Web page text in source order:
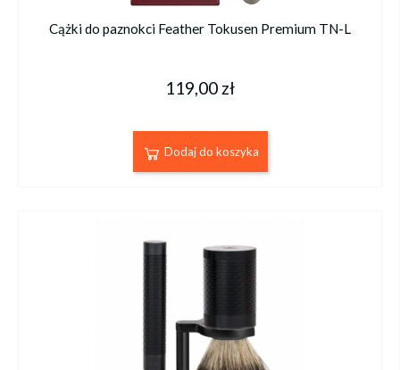
Cążki do paznokci Feather Tokusen Premium TN-L
119,00 zł
Dodaj do koszyka